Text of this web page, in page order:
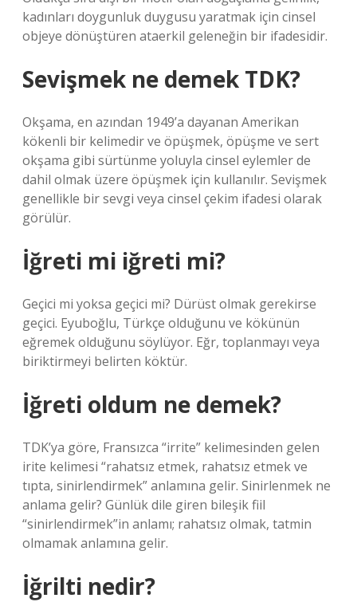
kadınları doygunluk duygusu yaratmak için cinsel
objeye dönüştüren ataerkil geleneğin bir ifadesidir.
Sevişmek ne demek TDK?
Okşama, en azından 1949’a dayanan Amerikan
kökenli bir kelimedir ve öpüşmek, öpüşme ve sert
okşama gibi sürtünme yoluyla cinsel eylemler de
dahil olmak üzere öpüşmek için kullanılır. Sevişmek
genellikle bir sevgi veya cinsel çekim ifadesi olarak
görülür.
İğreti mi iğreti mi?
Geçici mi yoksa geçici mi? Dürüst olmak gerekirse
geçici. Eyuboğlu, Türkçe olduğunu ve kökünün
eğremek olduğunu söylüyor. Eğr, toplanmayı veya
biriktirmeyi belirten köktür.
İğreti oldum ne demek?
TDK’ya göre, Fransızca “irrite” kelimesinden gelen
irite kelimesi “rahatsız etmek, rahatsız etmek ve
tıpta, sinirlendirmek” anlamına gelir. Sinirlenmek ne
anlama gelir? Günlük dile giren bileşik fiil
“sinirlendirmek”in anlamı; rahatsız olmak, tatmin
olmamak anlamına gelir.
İğrilti nedir?